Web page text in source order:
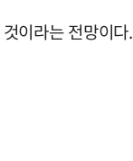
이라는 전망이다.